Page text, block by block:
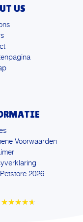
US
Voorwaarden
2026
★★★★★